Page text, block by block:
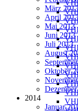
März
April
Mai 2013
Juni 2013
Juli 2013
August
Oktober
2014
Januar